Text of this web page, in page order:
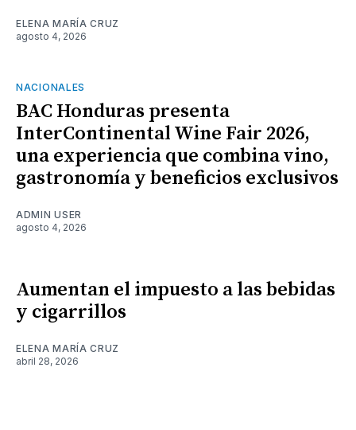
ELENA MARÍA CRUZ
agosto 4, 2026
NACIONALES
BAC Honduras presenta
InterContinental Wine Fair 2026,
una experiencia que combina vino,
gastronomía y beneficios exclusivos
ADMIN USER
agosto 4, 2026
Aumentan el impuesto a las bebidas
y cigarrillos
ELENA MARÍA CRUZ
abril 28, 2026